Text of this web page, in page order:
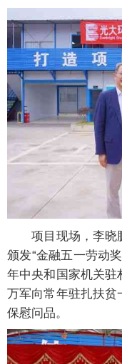
项目现场，李晓
颁发“金融五一劳动
年中央和国家机关驻
万军向常年驻扎扶贫
保慰问品。